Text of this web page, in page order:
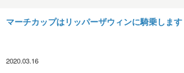
マーチカップはリッパーザウィンに騎乗します
2020.03.16